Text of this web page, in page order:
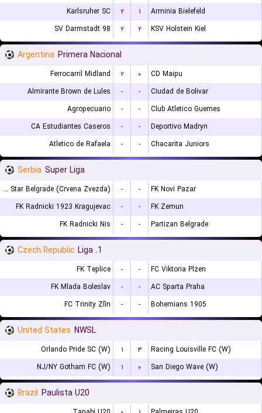
Karlsruher SC
۲ ۱
Arminia Bielefeld
SV Darmstadt 98
۲ ۲ KSV Holstein Kiel
Argentina Primera Nacional
Ferrocarril Midland ۲ ۰
CD Maipu
Almirante Brown de Lules
- -
Ciudad de Bolivar
Agropecuario
- -
Club Atletico Guemes
CA Estudiantes Caseros
- -
Deportivo Madryn
Atletico de Rafaela
- - Chacarita Juniors
Serbia Super Liga
FK Red Star Belgrade (Crvena Zvezda) - -
FK Novi Pazar
FK Radnicki 1923 Kragujevac
- -
FK Zemun
FK Radnicki Nis
- - Partizan Belgrade
Czech Republic 1. Liga
FK Teplice - -
FC Viktoria Plzen
FK Mlada Boleslav
- -
AC Sparta Praha
FC Trinity Zlín
- - Bohemians 1905
United States NWSL
Orlando Pride SC (W) ۱ ۳
Racing Louisville FC (W)
NJ/NY Gotham FC (W)
۱ ۰ San Diego Wave (W)
Brazil Paulista U20